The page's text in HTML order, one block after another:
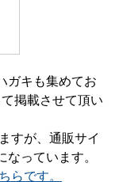
ガキも集めてお
掲載させて頂い
すが、通販サイ
なっています。
らです。